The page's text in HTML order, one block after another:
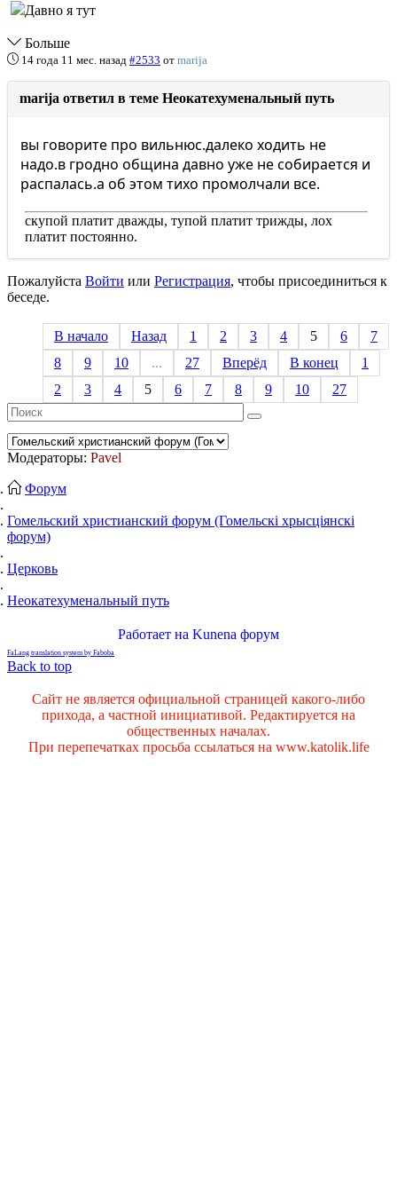
Больше
14 года 11 мес. назад #2533 от marija
marija ответил в теме Неокатехуменальный путь
вы говорите про вильнюс.далеко ходить не
надо.в гродно община давно уже не собирается и
распалась.а об этом тихо промолчали все.
скупой платит дважды, тупой платит трижды, лох
платит постоянно.
Пожалуйста Войти или Регистрация, чтобы присоединиться к
беседе.
В начало Назад 1 2 3 4 5 6
7
8
9 10 ... 27 Вперёд В конец
1
2
3 4 5 6 7 8 9 10 27
Модераторы: Pavel
Форум
Гомельский христианский форум (Гомельскі хрысціянскі
форум)
Церковь
Неокатехуменальный путь
Работает на Kunena форум
FaLang translation system by Faboba
Back to top
Сайт не является официальной страницей какого-либо
прихода, а частной инициативой. Редактируется на
общественных началах.
При перепечатках просьба ссылаться на www.katolik.life